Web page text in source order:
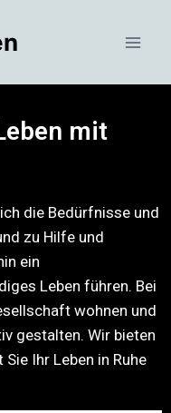
mit
die Bedürfnisse und
zu Hilfe und
ein
Leben führen. Bei
wohnen und
gestalten. Wir bieten
Ihr Leben in Ruhe